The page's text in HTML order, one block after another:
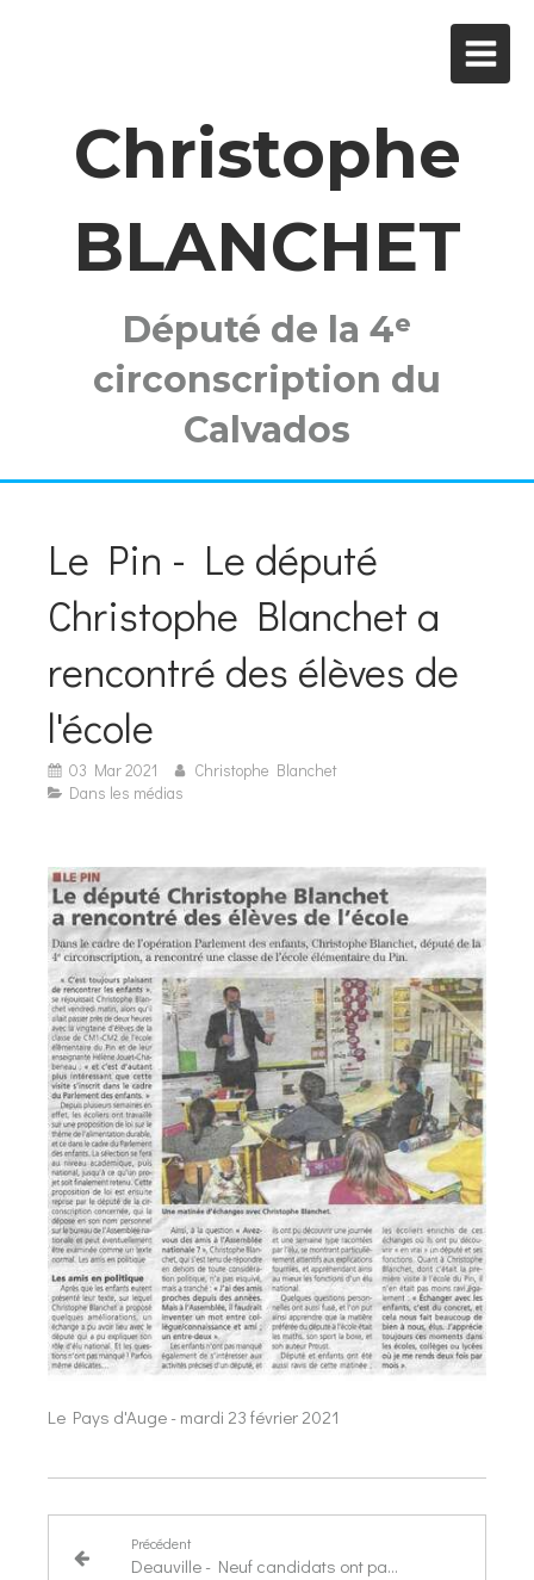
Christophe
BLANCHET
Député de la 4ᵉ
circonscription du
Calvados
Le Pin - Le député
Christophe Blanchet a
rencontré des élèves de
l'école
03 Mar 2021
Christophe Blanchet
Dans les médias
Le Pays d'Auge - mardi 23 février 2021
Précédent
Deauville - Neuf candidats ont participé au concours d'éloquence du lycée Maurois